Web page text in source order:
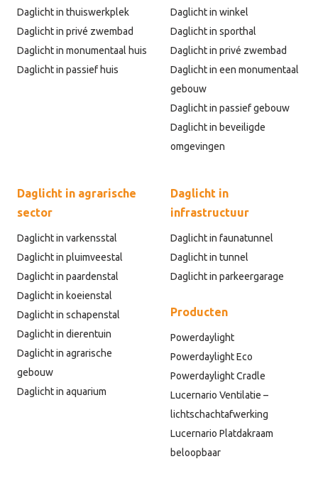
Daglicht in thuiswerkplek
Daglicht in privé zwembad
Daglicht in monumentaal huis
Daglicht in passief huis
Daglicht in winkel
Daglicht in sporthal
Daglicht in privé zwembad
Daglicht in een monumentaal
gebouw
Daglicht in passief gebouw
Daglicht in beveiligde
omgevingen
Daglicht in agrarische
sector
Daglicht in varkensstal
Daglicht in pluimveestal
Daglicht in paardenstal
Daglicht in koeienstal
Daglicht in schapenstal
Daglicht in dierentuin
Daglicht in agrarische
gebouw
Daglicht in aquarium
Daglicht in
infrastructuur
Daglicht in faunatunnel
Daglicht in tunnel
Daglicht in parkeergarage
Producten
Powerdaylight
Powerdaylight Eco
Powerdaylight Cradle
Lucernario Ventilatie –
lichtschachtafwerking
Lucernario Platdakraam
beloopbaar